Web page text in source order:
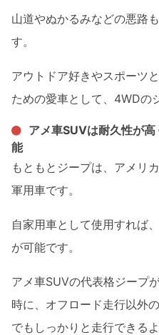
山道やぬかるみなどの悪路
す。
アウトドア好きやスポーツ
ための愛車として、4WDの
アメ車SUVは耐久性が
能
もともとジープは、アメリ
軍用車です。
自家用車として使用すれば
が可能です。
アメ車SUVの代表格ジープ
時に、オフロード走行以外
でもしっかりと走行できる